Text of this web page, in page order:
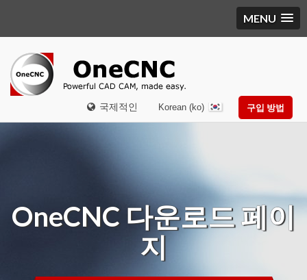
MENU
국제적인 구입 방법
Korean (ko)
OneCNC 다운로드 페이
지